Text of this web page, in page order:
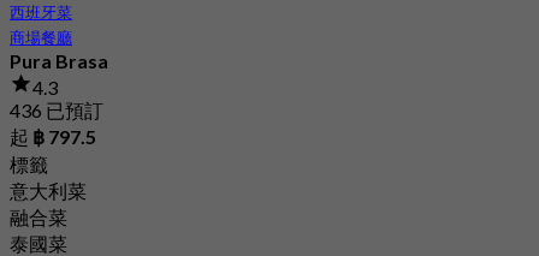
西班牙菜
商場餐廳
Pura Brasa
4.3
436 已預訂
起 ฿ 797.5
標籤
意大利菜
融合菜
泰國菜